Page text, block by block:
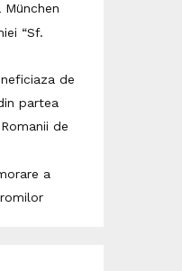
München
“Sf.
de
partea
de
a